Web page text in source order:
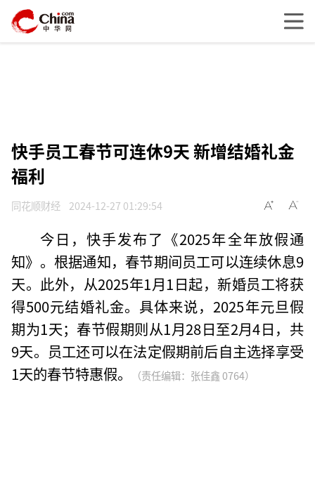
快手员工春节可连休9天 新增结婚礼金
福利
同花顺财经 2024-12-27 01:29:54
今日，快手发布了《2025年全年放假通
知》。根据通知，春节期间员工可以连续休息9
天。此外，从2025年1月1日起，新婚员工将获
得500元结婚礼金。具体来说，2025年元旦假
期为1天；春节假期则从1月28日至2月4日，共
9天。员工还可以在法定假期前后自主选择享受
1天的春节特惠假。
（责任编辑：张佳鑫 0764）